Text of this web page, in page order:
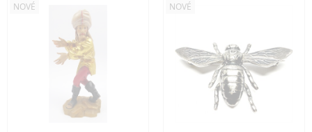
NOVÉ NOVÉ